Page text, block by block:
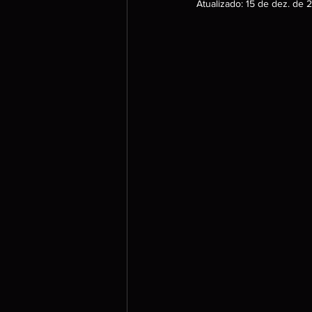
Atualizado: 15 de dez. de